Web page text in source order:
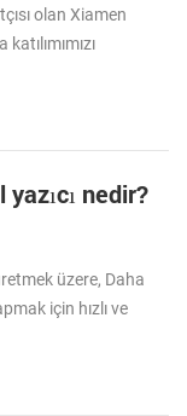
olan Xiamen
nedir?
üzere, Daha
için hızlı ve